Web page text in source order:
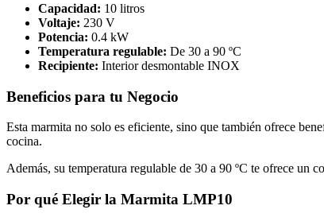
Capacidad: 10 litros
Voltaje: 230 V
Potencia: 0.4 kW
Temperatura regulable: De 30 a 90 ºC
Recipiente: Interior desmontable INOX
Beneficios para tu Negocio
Esta marmita no solo es eficiente, sino que también ofrece
cocina.
Además, su temperatura regulable de 30 a 90 ºC te ofrece un
Por qué Elegir la Marmita LMP10